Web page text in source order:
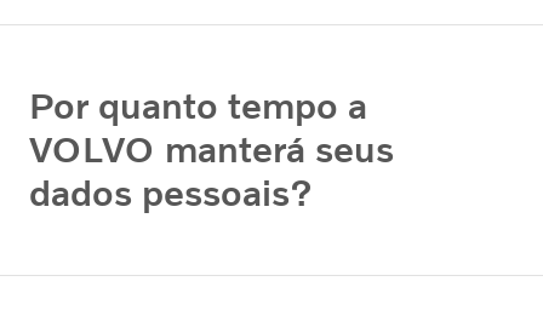
Por quanto tempo a
VOLVO manterá seus
dados pessoais?